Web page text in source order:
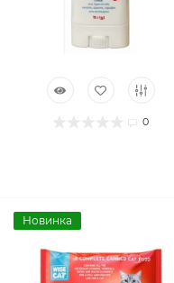
0
Новинка